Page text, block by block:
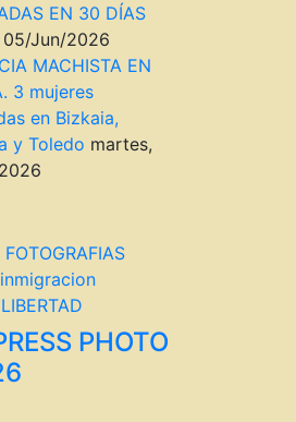
EN 30 DÍAS
05/Jun/2026
MACHISTA EN
3 mujeres
en Bizkaia,
y Toledo martes,
FOTOGRAFIAS
inmigracion
PHOTO